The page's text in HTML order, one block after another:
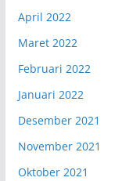
April 2022
Maret 2022
Februari 2022
Januari 2022
Desember 2021
November 2021
Oktober 2021